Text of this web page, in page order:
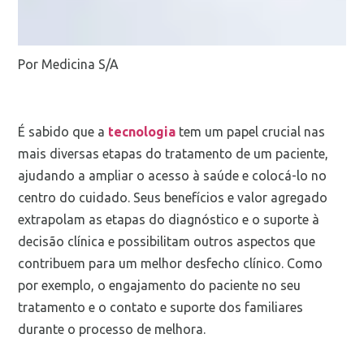
Por Medicina S/A
É sabido que a tecnologia tem um papel crucial nas
mais diversas etapas do tratamento de um paciente,
ajudando a ampliar o acesso à saúde e colocá-lo no
centro do cuidado. Seus benefícios e valor agregado
extrapolam as etapas do diagnóstico e o suporte à
decisão clínica e possibilitam outros aspectos que
contribuem para um melhor desfecho clínico. Como
por exemplo, o engajamento do paciente no seu
tratamento e o contato e suporte dos familiares
durante o processo de melhora.